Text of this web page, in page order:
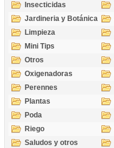
Insecticidas
Jardineria y Botánica
Limpieza
Mini Tips
Otros
Oxigenadoras
Perennes
Plantas
Poda
Riego
Saludos y otros